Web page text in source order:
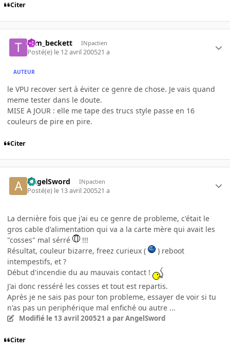
Citer
tom_beckett INpactien
Posté(e) le 12 avril 200521 a
AUTEUR
le VPU recover sert à éviter ce genre de chose. Je vais quand
meme tester dans le doute.
MISE A JOUR : elle me tape des trucs style passe en 16
couleurs de pire en pire.
Citer
AngelSword INpactien
Posté(e) le 13 avril 200521 a
La dernière fois que j'ai eu ce genre de probleme, c'était le
gros cable d'alimentation qui va a la carte mère qui avait les
"cosses" mal sérré
!!!
Résultat, couleur bizarre, freez curieux (
) reboot
intempestifs, et ?
Début d'incendie du au mauvais contact !
J'ai donc resséré les cosses et tout est repartis.
Après je ne sais pas pour ton probleme, essayer de voir si tu
n'as pas un periphérique mal enfiché ou autre ...
Modifié le 13 avril 200521 a par AngelSword
Citer